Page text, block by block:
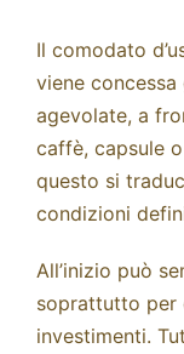
Il comodato
viene
agevolate, a
caffè, capsule
questo si
condizioni
All’inizio può
soprattutto per
investimenti.